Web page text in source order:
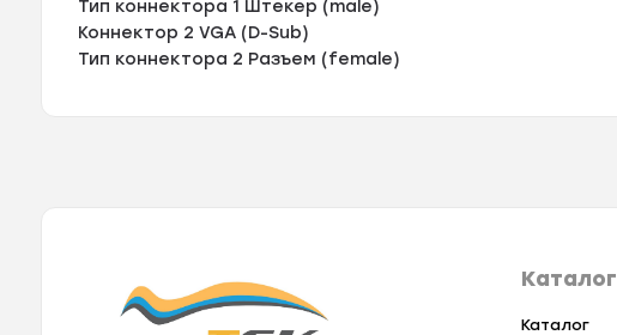
Тип коннектора 1 Штекер (male)
Коннектор 2 VGA (D-Sub)
Тип коннектора 2 Разъем (female)
Каталог
Каталог